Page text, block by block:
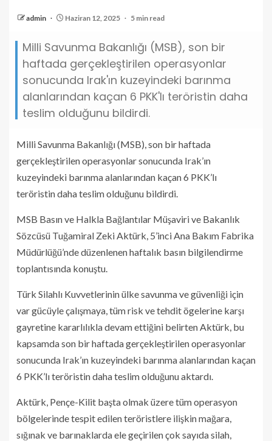
admin Haziran 12, 2025 5 min read
Milli Savunma Bakanlığı (MSB), son bir
haftada gerçekleştirilen operasyonlar
sonucunda Irak'ın kuzeyindeki barınma
alanlarından kaçan 6 PKK'lı teröristin daha
teslim olduğunu bildirdi.
Milli Savunma Bakanlığı (MSB), son bir haftada
gerçekleştirilen operasyonlar sonucunda Irak’ın
kuzeyindeki barınma alanlarından kaçan 6 PKK’lı
teröristin daha teslim olduğunu bildirdi.
MSB Basın ve Halkla Bağlantılar Müşaviri ve Bakanlık
Sözcüsü Tuğamiral Zeki Aktürk, 5’inci Ana Bakım Fabrika
Müdürlüğü’nde düzenlenen haftalık basın bilgilendirme
toplantısında konuştu.
Türk Silahlı Kuvvetlerinin ülke savunma ve güvenliği için
var gücüyle çalışmaya, tüm risk ve tehdit ögelerine karşı
gayretine kararlılıkla devam ettiğini belirten Aktürk, bu
kapsamda son bir haftada gerçekleştirilen operasyonlar
sonucunda Irak’ın kuzeyindeki barınma alanlarından kaçan
6 PKK’lı teröristin daha teslim olduğunu aktardı.
Aktürk, Pençe-Kilit başta olmak üzere tüm operasyon
bölgelerinde tespit edilen teröristlere ilişkin mağara,
sığınak ve barınaklarda ele geçirilen çok sayıda silah,